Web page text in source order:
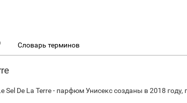
Словарь терминов
De La Terre - парфюм Унисекс созданы в 2018